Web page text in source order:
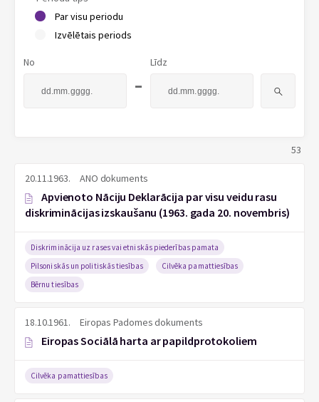
Par visu periodu
Izvēlētais periods
No
-
Līdz
53
20.11.1963. ANO dokuments
Apvienoto Nāciju Deklarācija par visu veidu rasu
diskriminācijas izskaušanu (1963. gada 20. novembris)
Diskriminācija uz rases vai etniskās piederības pamata
Pilsoniskās un politiskās tiesības
Cilvēka pamattiesības
Bērnu tiesības
18.10.1961. Eiropas Padomes dokuments
Eiropas Sociālā harta ar papildprotokoliem
Cilvēka pamattiesības